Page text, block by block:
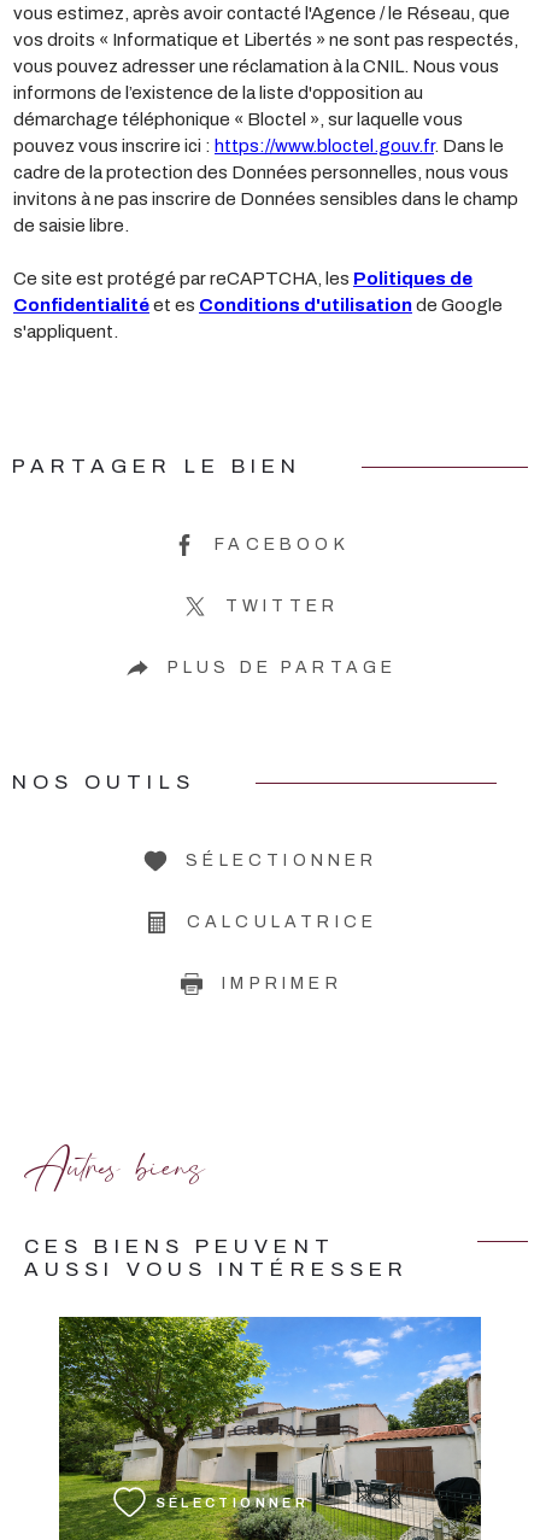
vous estimez, après avoir contacté l'Agence / le Réseau, que
vos droits « Informatique et Libertés » ne sont pas respectés,
vous pouvez adresser une réclamation à la CNIL. Nous vous
informons de l’existence de la liste d'opposition au
démarchage téléphonique « Bloctel », sur laquelle vous
pouvez vous inscrire ici : https://www.bloctel.gouv.fr. Dans le
cadre de la protection des Données personnelles, nous vous
invitons à ne pas inscrire de Données sensibles dans le champ
de saisie libre.
Ce site est protégé par reCAPTCHA, les Politiques de
Confidentialitéet es Conditions d'utilisationde Google
s'appliquent.
PARTAGER LE BIEN
FACEBOOK
TWITTER
PLUS DE PARTAGE
NOS OUTILS
SÉLECTIONNER
CALCULATRICE
IMPRIMER
Autres biens
CES BIENS PEUVENT
AUSSI VOUS INTÉRESSER
SÉLECTIONNER
VOIR LE BIEN